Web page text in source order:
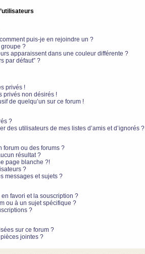
puis-je en rejoindre un ?
?
apparaissent dans une couleur différente ?
par défaut” ?
privés !
privés non désirés !
de quelqu’un sur ce forum !
?
des utilisateurs de mes listes d’amis et d’ignorés ?
forum ou des forums ?
résultat ?
page blanche ?!
?
messages et sujets ?
favori et la souscription ?
ou à un sujet spécifique ?
?
sur ce forum ?
jointes ?